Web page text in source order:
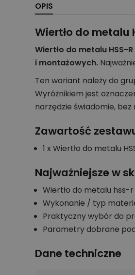
OPIS
Wiertło do metalu
Wiertło do metalu HSS-
i montażowych.
Ten wariant należy do
Wyróżnikiem jest
narzędzie świadomie,
Zawartość
1 x Wiertło do metalu
Najważniejsze w
Wiertło do metalu
Wykonanie / typ
Praktyczny wybór do
Parametry dobrane
Dane techniczne